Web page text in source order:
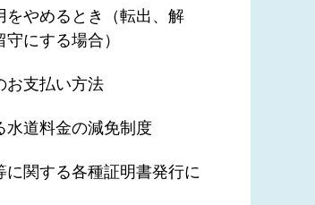
をやめるとき（転出、解
にする場合）
お支払い方法
水道料金の減免制度
に関する各種証明書発行に